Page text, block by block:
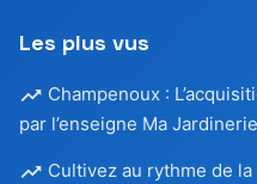
Les plus vus
Champenoux :
par l’enseigne Ma Jardinerie
Cultivez au rythme de